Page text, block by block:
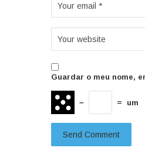
Guardar o meu nome,
− = um